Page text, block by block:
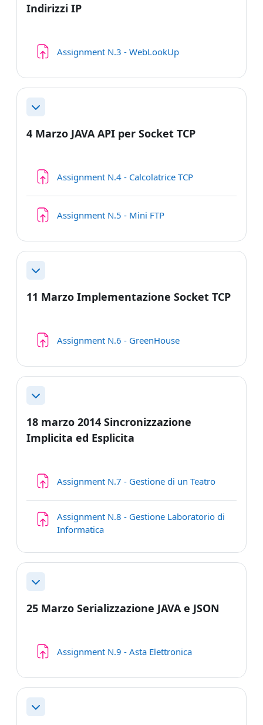
Indirizzi IP
Assignment N.3 - WebLookUpCompito
Minimizza
4 Marzo JAVA API per Socket TCP
Assignment N.4 - Calcolatrice TCPCompito
Assignment N.5 - Mini FTPCompito
Minimizza
11 Marzo Implementazione Socket TCP
Assignment N.6 - GreenHouseCompito
Minimizza
18 marzo 2014 Sincronizzazione
Implicita ed Esplicita
Assignment N.7 - Gestione di un TeatroCompito
Assignment N.8 - Gestione Laboratorio di
InformaticaCompito
Minimizza
25 Marzo Serializzazione JAVA e JSON
Assignment N.9 - Asta ElettronicaCompito
Minimizza